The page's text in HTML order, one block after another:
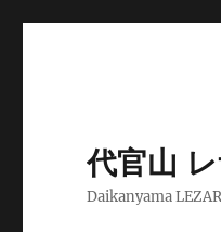
代官山
Daikanyama